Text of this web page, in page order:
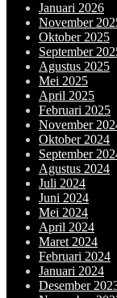
Januari 2026
November
Oktober 2025
September
Agustus 2025
Mei 2025
April 2025
Februari 2025
November
Oktober 2024
September
Agustus 2024
Juli 2024
Juni 2024
Mei 2024
April 2024
Maret 2024
Februari 2024
Januari 2024
Desember